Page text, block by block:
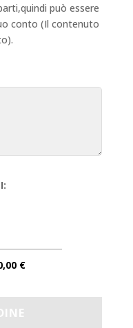
può essere
conto (Il contenuto
€